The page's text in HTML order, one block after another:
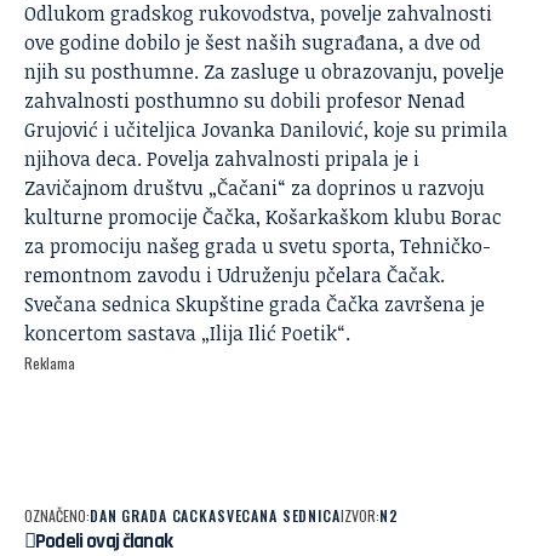
Odlukom gradskog rukovodstva, povelje zahvalnosti
ove godine dobilo je šest naših sugrađana, a dve od
njih su posthumne. Za zasluge u obrazovanju, povelje
zahvalnosti posthumno su dobili profesor Nenad
Grujović i učiteljica Jovanka Danilović, koje su primila
njihova deca. Povelja zahvalnosti pripala je i
Zavičajnom društvu „Čačani“ za doprinos u razvoju
kulturne promocije Čačka, Košarkaškom klubu Borac
za promociju našeg grada u svetu sporta, Tehničko-
remontnom zavodu i Udruženju pčelara Čačak.
Svečana sednica Skupštine grada Čačka završena je
koncertom sastava „Ilija Ilić Poetik“.
Reklama
OZNAČENO:DAN GRADA CACKASVECANA SEDNICAIZVOR:N2
Podeli ovaj članak